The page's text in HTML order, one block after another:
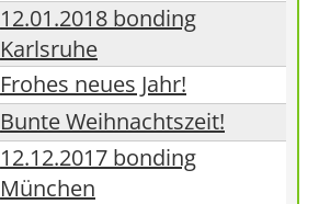
12.01.2018 bonding
Karlsruhe
Frohes neues Jahr!
Bunte Weihnachtszeit!
12.12.2017 bonding
München